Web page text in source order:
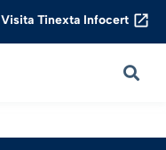
Visita Tinexta Infocert